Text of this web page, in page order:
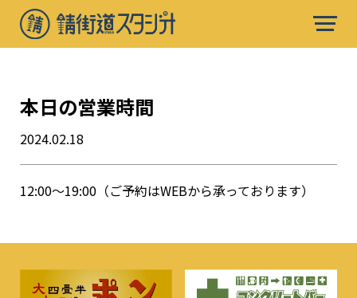
本日の営業時間
2024.02.18
12:00〜19:00（ご予約はWEBから承っております）